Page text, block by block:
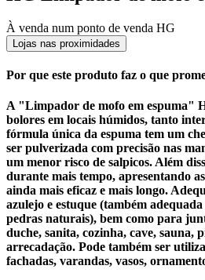
À venda num ponto de venda HG
Lojas nas proximidades
Por que este produto faz o que
A "Limpador de mofo em espuma"
bolores em locais húmidos, tanto
fórmula única da espuma tem um
ser pulverizada com precisão nas
um menor risco de salpicos. Além
durante mais tempo, apresentando
ainda mais eficaz e mais longo.
azulejo e estuque (também
pedras naturais), bem como para
duche, sanita, cozinha, cave, sauna,
arrecadação. Pode também ser
fachadas, varandas, vasos,